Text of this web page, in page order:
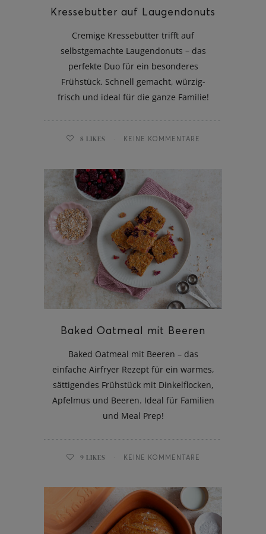
Kressebutter auf Laugendonuts
Cremige Kressebutter trifft auf
selbstgemachte Laugendonuts – das
perfekte Duo für ein besonderes
Frühstück. Schnell gemacht, würzig-
frisch und ideal für die ganze Familie!
8 LIKES KEINE KOMMENTARE
Baked Oatmeal mit Beeren
Baked Oatmeal mit Beeren – das
einfache Airfryer Rezept für ein warmes,
sättigendes Frühstück mit Dinkelflocken,
Apfelmus und Beeren. Ideal für Familien
und Meal Prep!
9 LIKES KEINE KOMMENTARE